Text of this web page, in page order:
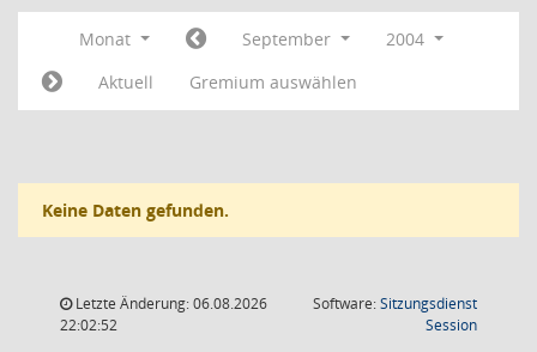
Monat September
2004
Aktuell
Gremium auswählen
Keine Daten gefunden.
Letzte Änderung: 06.08.2026
22:02:52
Software:Sitzungsdienst
Session(Wird in